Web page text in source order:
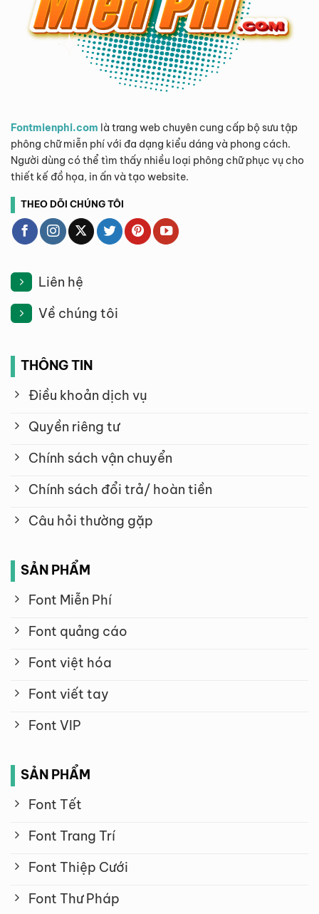
Fontmienphi.com là trang web chuyên cung cấp bộ sưu tập
phông chữ miễn phí với đa dạng kiểu dáng và phong cách.
Người dùng có thể tìm thấy nhiều loại phông chữ phục vụ cho
thiết kế đồ họa, in ấn và tạo website.
THEO DÕI CHÚNG TÔI
Liên hệ
Về chúng tôi
THÔNG TIN
Điều khoản dịch vụ
Quyền riêng tư
Chính sách vận chuyển
Chính sách đổi trả/ hoàn tiền
Câu hỏi thường gặp
SẢN PHẨM
Font Miễn Phí
Font quảng cáo
Font việt hóa
Font viết tay
Font VIP
SẢN PHẨM
Font Tết
Font Trang Trí
Font Thiệp Cưới
Font Thư Pháp